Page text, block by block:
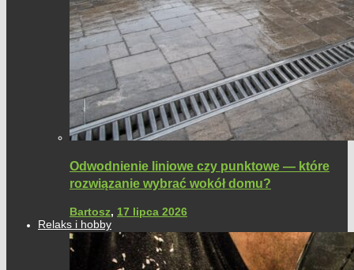
Odwodnienie liniowe czy punktowe — które
rozwiązanie wybrać wokół domu?
Bartosz, 17 lipca 2026
Relaks i hobby